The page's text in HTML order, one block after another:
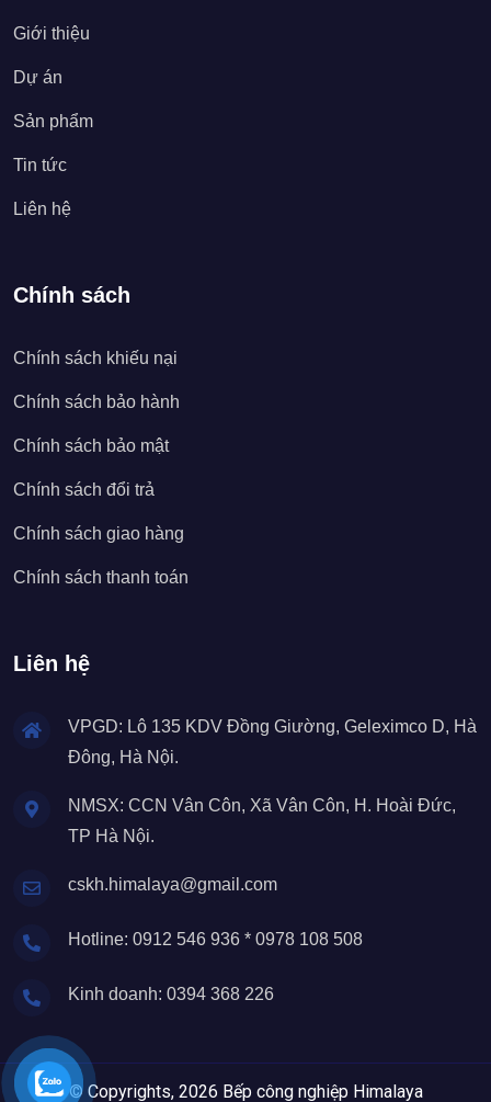
Giới thiệu
Dự án
Sản phẩm
Tin tức
Liên hệ
Chính sách
Chính sách khiếu nại
Chính sách bảo hành
Chính sách bảo mật
Chính sách đổi trả
Chính sách giao hàng
Chính sách thanh toán
Liên hệ
VPGD: Lô 135 KDV Đồng Giường, Geleximco D, Hà
Đông, Hà Nội.
NMSX: CCN Vân Côn, Xã Vân Côn, H. Hoài Đức,
TP Hà Nội.
cskh.himalaya@gmail.com
Hotline: 0912 546 936 * 0978 108 508
Kinh doanh: 0394 368 226
© Copyrights, 2026 Bếp công nghiệp Himalaya